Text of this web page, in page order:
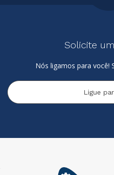
Solicite
Nós ligamos para você!
Ligue